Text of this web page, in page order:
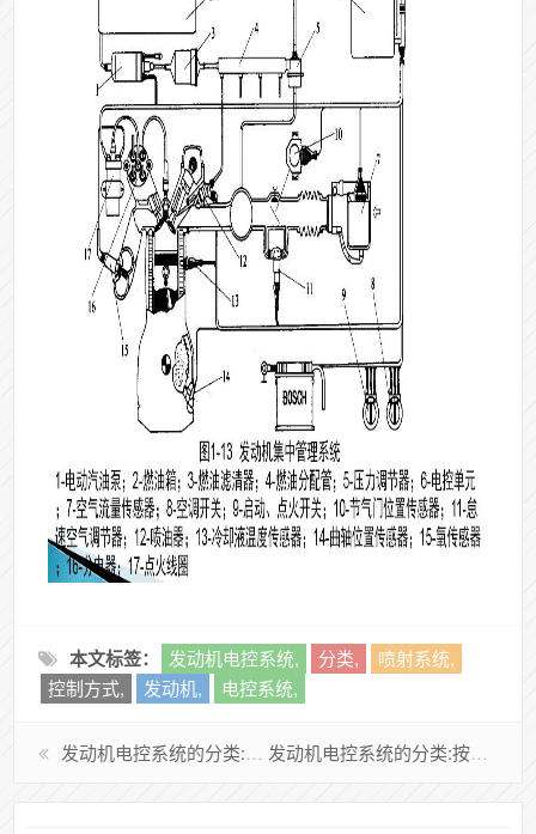
本文标签： 发动机电控系统, 分类,
喷射系统,
控制方式,
发动机, 电控系统,
发动机电控系统的分类:按喷油器喷射方式分类 发动机电控系统的分类:按进气量测量方式分类